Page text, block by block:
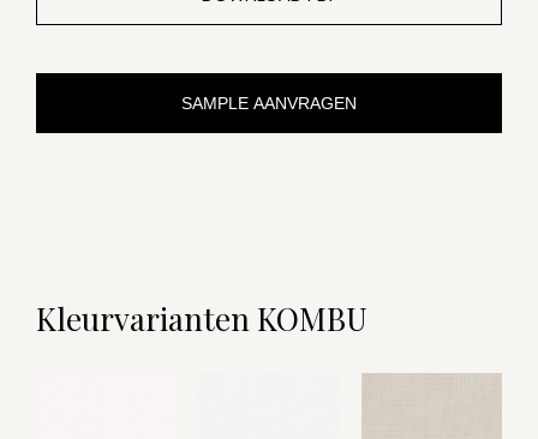
SAMPLE AANVRAGEN
Kleurvarianten KOMBU